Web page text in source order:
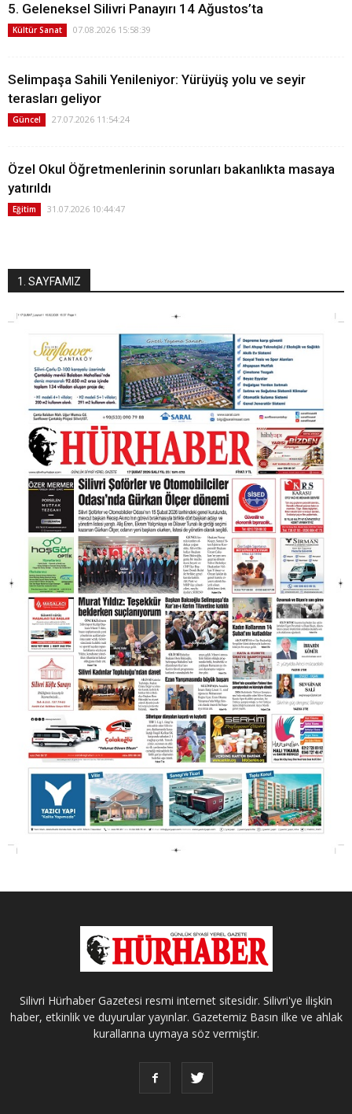
5. Geleneksel Silivri Panayırı 14 Ağustos’ta
Kültür Sanat 07.08.2026 15:58:39
Selimpaşa Sahili Yenileniyor: Yürüyüş yolu ve seyir
terasları geliyor
Güncel 27.07.2026 11:54:24
Özel Okul Öğretmenlerinin sorunları bakanlıkta masaya
yatırıldı
Eğitim 31.07.2026 10:44:47
1. SAYFAMIZ
Silivri Hürhaber Gazetesi resmi internet sitesidir. Silivri'ye ilişkin
haber, etkinlik ve duyurular yayınlar. Gazetemiz Basın ilke ve ahlak
kurallarına uymaya söz vermiştir.